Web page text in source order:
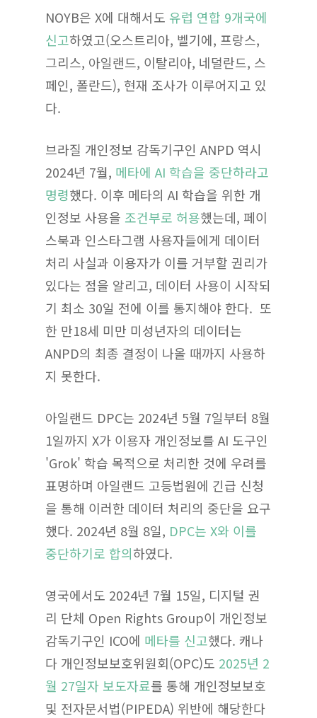
NOYB은 X에 대해서도 유럽 연합 9개국에
신고하였고(오스트리아, 벨기에, 프랑스,
그리스, 아일랜드, 이탈리아, 네덜란드, 스
페인, 폴란드), 현재 조사가 이루어지고 있
다.
브라질 개인정보 감독기구인 ANPD 역시
2024년 7월, 메타에 AI 학습을 중단하라고
명령했다. 이후 메타의 AI 학습을 위한 개
인정보 사용을 조건부로 허용했는데, 페이
스북과 인스타그램 사용자들에게 데이터
처리 사실과 이용자가 이를 거부할 권리가
있다는 점을 알리고, 데이터 사용이 시작되
기 최소 30일 전에 이를 통지해야 한다. 또
한 만18세 미만 미성년자의 데이터는
ANPD의 최종 결정이 나올 때까지 사용하
지 못한다.
아일랜드 DPC는 2024년 5월 7일부터 8월
1일까지 X가 이용자 개인정보를 AI 도구인
'Grok' 학습 목적으로 처리한 것에 우려를
표명하며 아일랜드 고등법원에 긴급 신청
을 통해 이러한 데이터 처리의 중단을 요구
했다. 2024년 8월 8일, DPC는 X와 이를
중단하기로 합의하였다.
영국에서도 2024년 7월 15일, 디지털 권
리 단체 Open Rights Group이 개인정보
감독기구인 ICO에 메타를 신고했다. 캐나
다 개인정보보호위원회(OPC)도 2025년 2
월 27일자 보도자료를 통해 개인정보보호
및 전자문서법(PIPEDA) 위반에 해당한다